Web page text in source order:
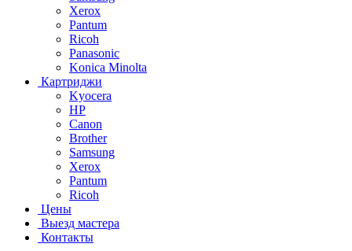
Xerox
Pantum
Ricoh
Panasonic
Konica Minolta
Картриджи
Kyocera
HP
Canon
Brother
Samsung
Xerox
Pantum
Ricoh
Цены
Выезд мастера
Контакты